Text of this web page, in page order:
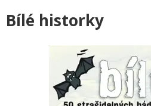
Bílé historky